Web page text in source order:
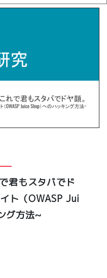
君もスタバでド
ト（OWASP Jui
グ方法~